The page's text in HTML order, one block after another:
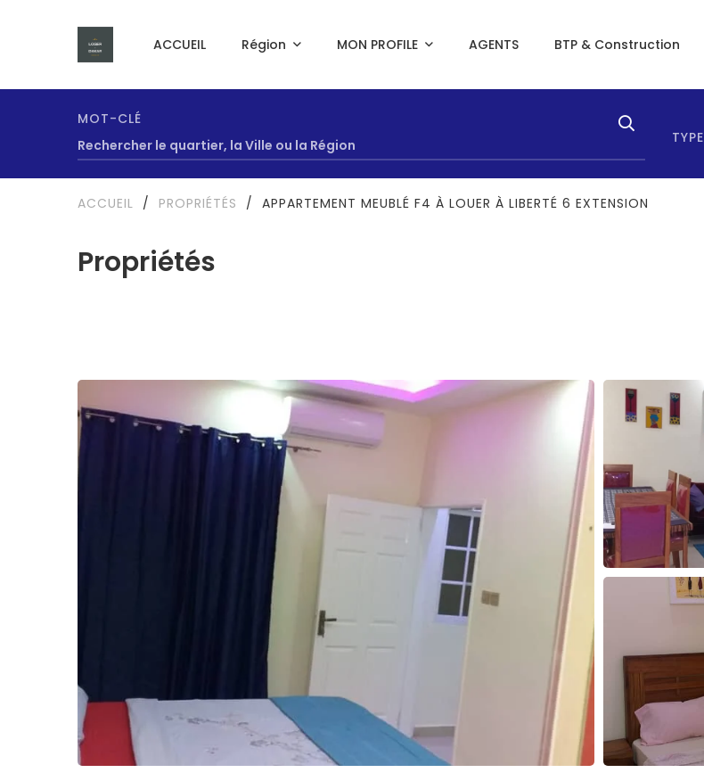
ACCUEIL Région MON PROFILE AGENTS BTP & Construction
MOT-CLÉ
TYPE
Propriétés
ACCUEIL / PROPRIÉTÉS / APPARTEMENT MEUBLÉ F4 À LOUER À LIBERTÉ 6 EXTENSION